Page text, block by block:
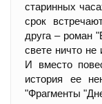
старинных
срок
друга – роман
свете ничто
И вместо
история ее
"Фрагменты